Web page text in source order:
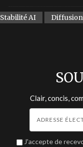
Stabilité AI
Clair, concis,
J'accepte de